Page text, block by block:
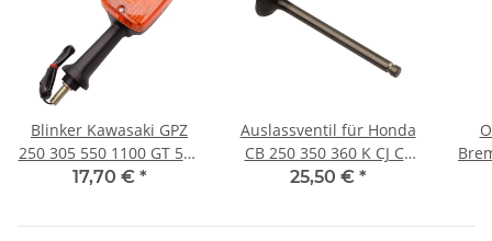
Blinker Kawasaki GPZ
250 305 550 1100 GT 550
750 Z 400 550 750 1000
17,70 € *
Auslassventil für Honda
CB 250 350 360 K CJ CL
SL # 14721-286-020
25,50 € *